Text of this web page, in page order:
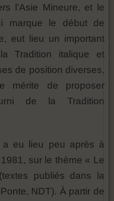
l’Asie Mineure, et le
marque le début de
eut lieu un important
Tradition italique et
de position diverses,
mérite de proposer
de la Tradition
a eu lieu peu après à
sur le thème « Le
publiés dans la
NDT). À partir de